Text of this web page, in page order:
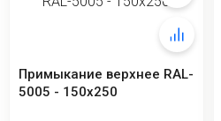
Примыкание верхнее RAL-
5005 - 150x250